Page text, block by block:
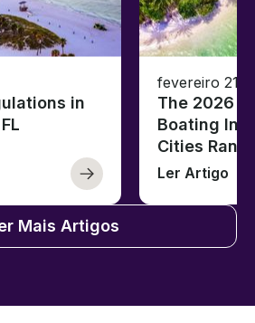
in
fevereiro 21,
The 2026
Boating
Cities
Ler Artigo
Mais Artigos